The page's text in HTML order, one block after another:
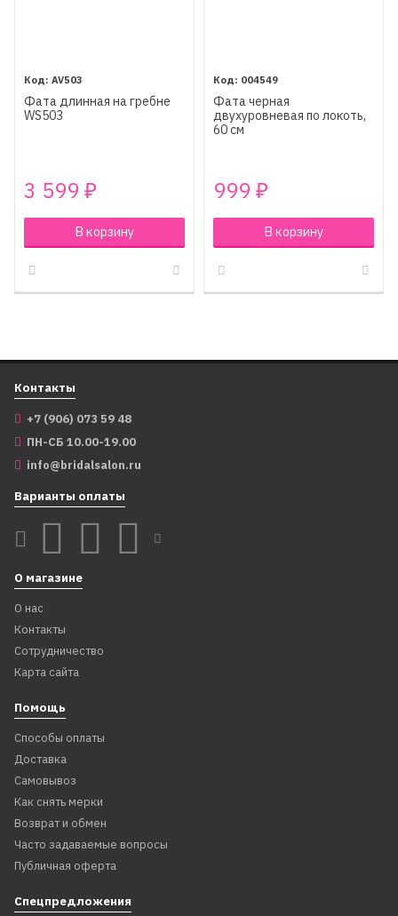
AV503
Фата длинная на гребне
WS503
3 599 ₽
В корзину
004549
Фата черная
двухуровневая по локоть,
60 см
999 ₽
В корзину
Контакты
+7 (906) 073 59 48
ПН-СБ 10.00-19.00
info@bridalsalon.ru
Варианты оплаты
О магазине
О нас
Контакты
Сотрудничество
Карта сайта
Помощь
Способы оплаты
Доставка
Самовывоз
Как снять мерки
Возврат и обмен
Часто задаваемые вопросы
Публичная оферта
Спецпредложения